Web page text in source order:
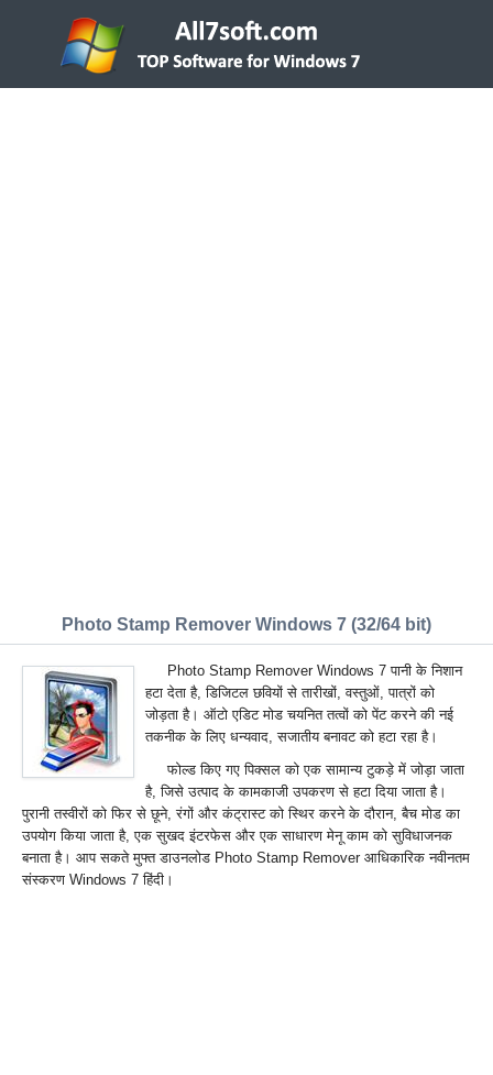
Photo Stamp Remover Windows 7 (32/64 bit)
Photo Stamp Remover Windows 7 पानी के निशान
हटा देता है, डिजिटल छवियों से तारीखों, वस्तुओं, पात्रों को
जोड़ता है। ऑटो एडिट मोड चयनित तत्वों को पेंट करने की नई
तकनीक के लिए धन्यवाद, सजातीय बनावट को हटा रहा है।
फोल्ड किए गए पिक्सल को एक सामान्य टुकड़े में जोड़ा जाता
है, जिसे उत्पाद के कामकाजी उपकरण से हटा दिया जाता है।
पुरानी तस्वीरों को फिर से छूने, रंगों और कंट्रास्ट को स्थिर करने के दौरान, बैच मोड का
उपयोग किया जाता है, एक सुखद इंटरफेस और एक साधारण मेनू काम को सुविधाजनक
बनाता है। आप सकते मुफ्त डाउनलोड Photo Stamp Remover आधिकारिक नवीनतम
संस्करण Windows 7 हिंदी।